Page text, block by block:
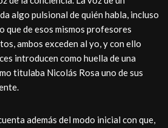
algo pulsional de quién habla, incluso
de esos mismos profesores
ambos exceden al yo, y con ello
introducen como huella de una
titulaba Nicolás Rosa uno de sus
además del modo inicial con que,